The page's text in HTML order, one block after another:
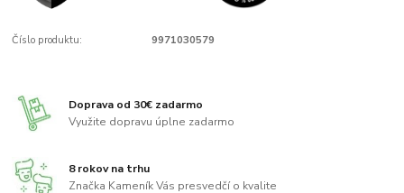
Číslo produktu: 9971030579
Doprava od 30€ zadarmo
Využite dopravu úplne zadarmo
8 rokov na trhu
Značka Kameník Vás presvedčí o kvalite